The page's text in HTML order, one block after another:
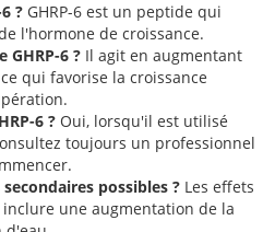
? GHRP-6 est un peptide qui
l'hormone de croissance.
6 ? Il agit en augmentant
qui favorise la croissance
6 ? Oui, lorsqu'il est utilisé
toujours un professionnel
possibles ? Les effets
une augmentation de la